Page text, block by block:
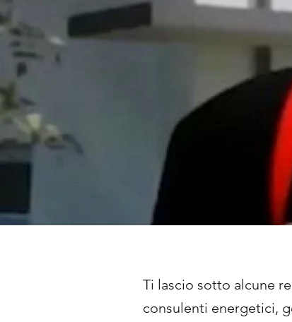
Ti lascio sotto alcune
consulenti energetici,